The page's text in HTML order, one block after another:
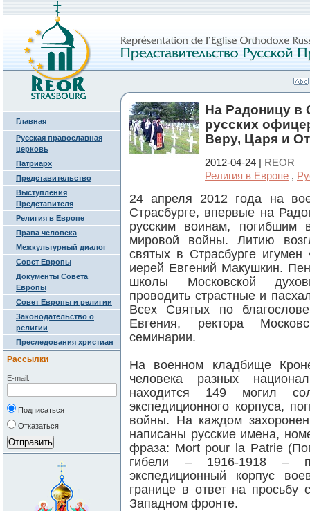
Главная
Русская православная
церковь
Патриарх
Представительство
Выступления
Представителя
Религия в Европе
Права человека
Межкультурный диалог
Совет Европы
Документы Совета
Европы
Совет Европы и религии
Законодательство о
религии
Преследования христиан
Рассылки
E-mail:
Подписаться
Отказаться
На Радоницу в
русских
Веру, Царя и
2012-04-24 | REOR
Религия в Европе ,
24 апреля 2012 года на
Страсбурге, впервые на
русским воинам,
мировой войны. Литию
святых в Страсбурге
иерей Евгений Макушкин.
школы Московской
проводить страстные и
Всех Святых по
Евгения, ректора
семинарии.
На военном кладбище
человека разных
находится 149 могил
экспедиционного корпуса,
войны. На каждом
написаны русские имена,
фраза: Mort pour la Patrie
гибели – 1916-1918 –
экспедиционный корпус
границе в ответ на
Западном фронте.